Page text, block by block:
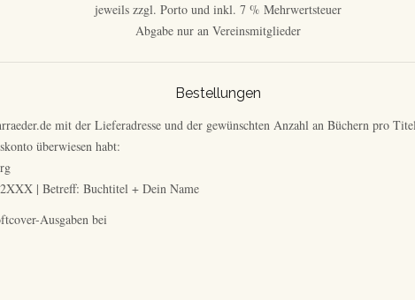
jeweils zzgl. Porto und inkl. 7 % Mehrwertsteuer
Abgabe nur an Vereinsmitglieder
Bestellungen
mit der Lieferadresse und der gewünschten Anzahl an Büchern pro
überwiesen habt:
| Betreff: Buchtitel + Dein Name
Ausgaben bei